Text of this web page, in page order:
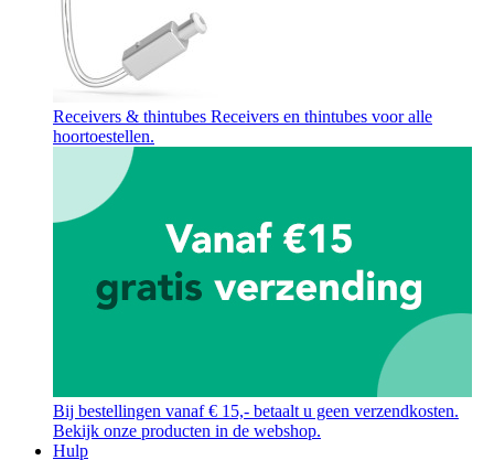
Receivers & thintubes Receivers en thintubes voor alle
hoortoestellen.
Bij bestellingen vanaf € 15,- betaalt u geen verzendkosten.
Bekijk onze producten in de webshop.
Hulp